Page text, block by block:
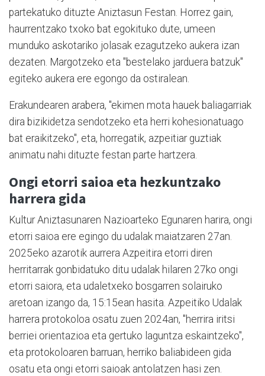
partekatuko dituzte Aniztasun Festan. Horrez gain,
haurrentzako txoko bat egokituko dute, umeen
munduko askotariko jolasak ezagutzeko aukera izan
dezaten. Margotzeko eta "bestelako jarduera batzuk"
egiteko aukera ere egongo da ostiralean.
Erakundearen arabera, "ekimen mota hauek baliagarriak
dira bizikidetza sendotzeko eta herri kohesionatuago
bat eraikitzeko", eta, horregatik, azpeitiar guztiak
animatu nahi dituzte festan parte hartzera.
Ongi etorri saioa eta hezkuntzako
harrera gida
Kultur Aniztasunaren Nazioarteko Egunaren harira, ongi
etorri saioa ere egingo du udalak maiatzaren 27an.
2025eko azarotik aurrera Azpeitira etorri diren
herritarrak gonbidatuko ditu udalak hilaren 27ko ongi
etorri saiora, eta udaletxeko bosgarren solairuko
aretoan izango da, 15:15ean hasita. Azpeitiko Udalak
harrera protokoloa osatu zuen 2024an, "herrira iritsi
berriei orientazioa eta gertuko laguntza eskaintzeko",
eta protokoloaren barruan, herriko baliabideen gida
osatu eta ongi etorri saioak antolatzen hasi zen.